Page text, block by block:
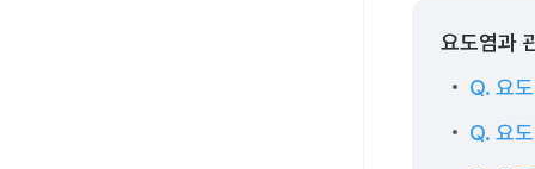
요도염과
Q. 요
Q. 요